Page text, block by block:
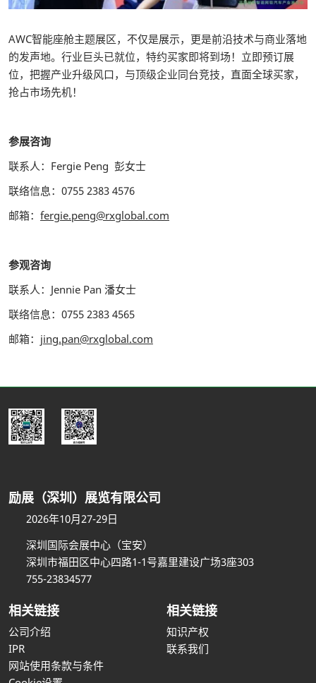
AWC智能座舱主题展区，不仅是展示，更是前沿技术与商业落地
的发声地。行业巨头已就位，特约买家即将到场！立即预订展
位，把握产业升级风口，与顶级企业同台竞技，直面全球买家，
抢占市场先机！
参展咨询
联系人：Fergie Peng 彭女士
联络信息：0755 2383 4576
邮箱： fergie.peng@rxglobal.com
参观咨询
联系人：Jennie Pan 潘女士
联络信息：0755 2383 4565
邮箱： jing.pan@rxglobal.com
励展（深圳）展览有限公司
2026年10月27-29日
深圳国际会展中心（宝安）
深圳市福田区中心四路1-1号嘉里建设广场3座303
755-23834577
相关链接
公司介绍
IPR
网站使用条款与条件
相关链接
知识产权
联系我们